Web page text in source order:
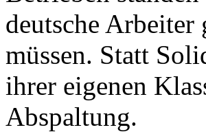
deutsche Arbeiter
müssen. Statt
ihrer eigenen
Abspaltung.